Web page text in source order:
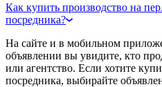
Как купить производство на
посредника?
На сайте и в мобильном
объявлении вы увидите, кто
или агентство. Если хотите
посредника, выбирайте